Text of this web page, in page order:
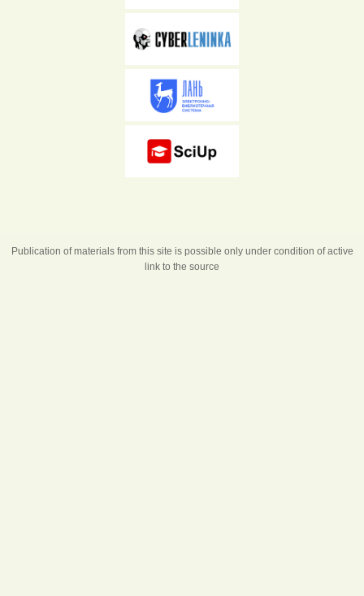
Publication of materials from this site is possible only under condition of active
link to the source